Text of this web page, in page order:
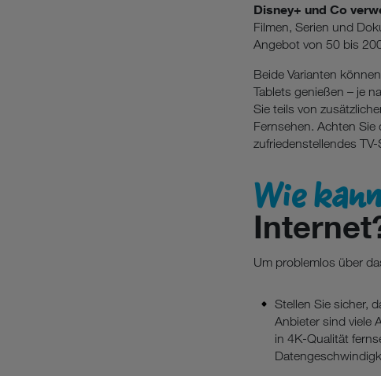
Disney+ und Co
Filmen, Serien und
Angebot von 50 bis
Beide Varianten
Tablets genießen – je
Sie teils von
Fernsehen. Achten
zufriedenstellendes
Wie
Um problemlos über
Stellen Sie sicher,
Anbieter sind viele
in 4K-Qualität